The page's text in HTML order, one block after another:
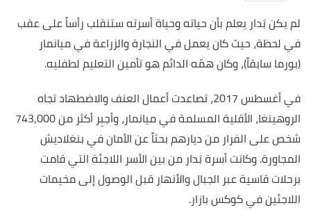
لم يكن بَدار يعلم بأن حياته وحياة أسرته ستنقلب رأساً على عقب
في لحظة، حيث كان يعمل في النجارة والزراعة في ميانمار
(بورما سابقاً)، وكان همّه الدائم هو تأمين التعليم لطفليه.
في أغسطس 2017، تصاعدت أعمال العنف والاضطهاد تجاه
الروهينغا، الأقلية المسلمة في ميانمار، وأجبِر أكثر من 743,000
شخص على الفرار من ديارهم بحثاً عن الأمان في بنغلاديش
المجاورة. وكانت أسرة بَدار من بين الأسر اللاجئة التي قامت
برحلات قاسية عبر الجبال والأنهار قبل الوصول إلى مخيمات
اللاجئين في كوكس بازار.